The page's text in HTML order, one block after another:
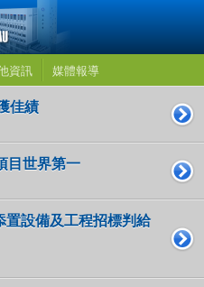
資訊 媒體報導
佳績
目世界第一
設備及工程招標判給